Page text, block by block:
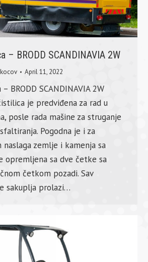
– BRODD SCANDINAVIA 2W
April 11, 2022
BRODD SCANDINAVIA 2W
je predviđena za rad u
posle rada mašine za struganje
Pogodna je i za
zemlje i kamenja sa
opremljena sa dve četke sa
četkom pozadi. Sav
sakuplja prolazi…